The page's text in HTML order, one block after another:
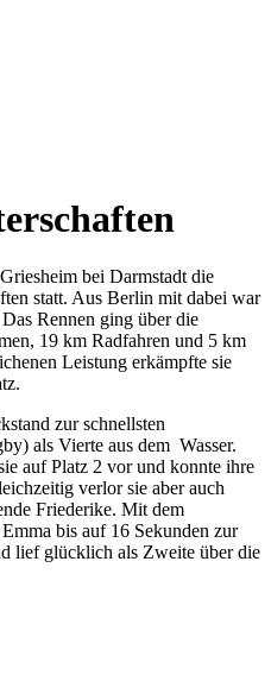
bei Darmstadt die
statt. Aus Berlin mit dabei war
Das Rennen ging über die
19 km Radfahren und 5 km
Leistung erkämpfte sie
zur schnellsten
als Vierte aus dem Wasser.
auf Platz 2 vor und konnte ihre
verlor sie aber auch
Friederike. Mit dem
bis auf 16 Sekunden zur
lief glücklich als Zweite über die